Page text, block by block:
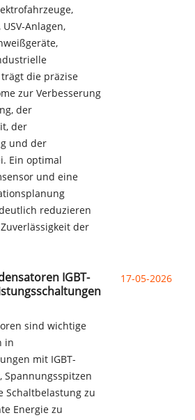
Anlagen,
die präzise
zur Verbesserung
der
der
und der
Ein optimal
und eine
reduzieren
der
17-05-2026
IGBT-
sind wichtige
in
mit IGBT-
Spannungsspitzen
Schaltbelastung zu
Energie zu